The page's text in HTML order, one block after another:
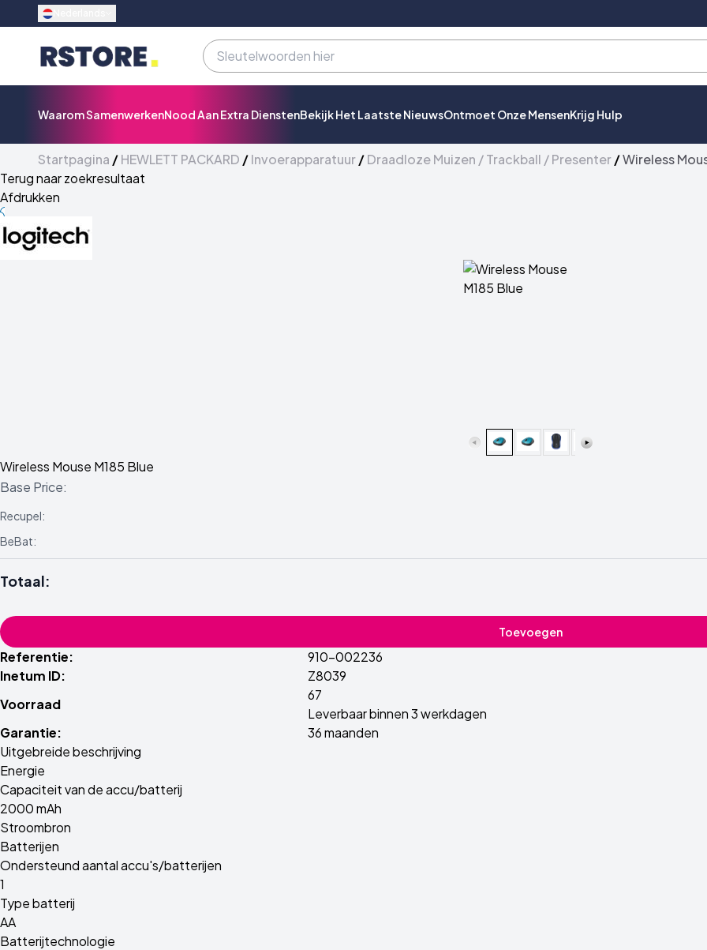
Waarom SamenwerkenNood Aan Extra DienstenBekijk Het Laatste NieuwsOntmoet Onze MensenKrijg Hulp
Startpagina /HEWLETT PACKARD /Invoerapparatuur/Draadloze Muizen / Trackball / Presenter/Wireless
Terug naar zoekresultaat
Afdrukken
Wireless Mouse M185 Blue
Base Price:
Recupel:
BeBat:
Totaal:
Toevoegen
Referentie:
910-002236
Inetum ID:
Z8039
Voorraad
67
Leverbaar binnen 3 werkdagen
Garantie:
36 maanden
Uitgebreide beschrijving
Energie
Capaciteit van de accu/batterij
2000 mAh
Stroombron
Batterijen
Ondersteund aantal accu's/batterijen
1
Type batterij
AA
Batterijtechnologie